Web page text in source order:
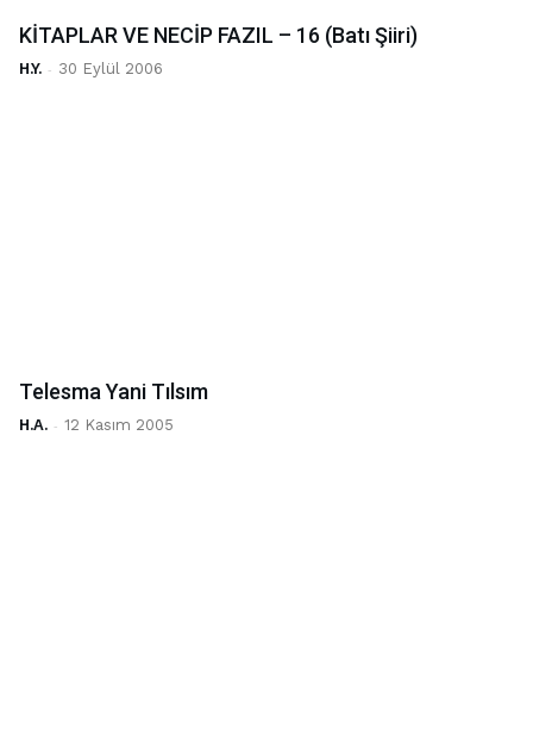
KİTAPLAR VE NECİP FAZIL – 16 (Batı Şiiri)
H.Y. - 30 Eylül 2006
Telesma Yani Tılsım
H.A. - 12 Kasım 2005